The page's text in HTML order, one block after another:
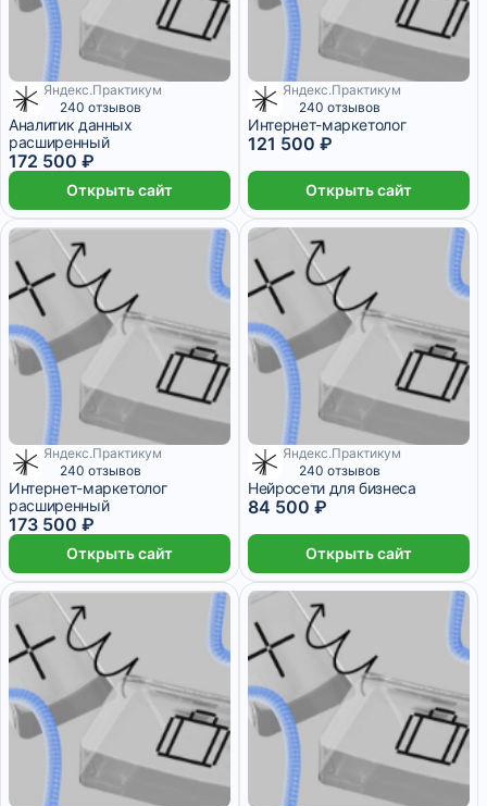
7 042 ₽/мес
Яндекс.Практикум
240 отзывов
Аналитик данных
расширенный
172 500 ₽
Открыть сайт
4 960 ₽/мес
Яндекс.Практикум
240 отзывов
Интернет-маркетолог
121 500 ₽
Открыть сайт
7 083 ₽/мес
Яндекс.Практикум
240 отзывов
Интернет-маркетолог
расширенный
173 500 ₽
Открыть сайт
3 449 ₽/мес
Яндекс.Практикум
240 отзывов
Нейросети для бизнеса
84 500 ₽
Открыть сайт